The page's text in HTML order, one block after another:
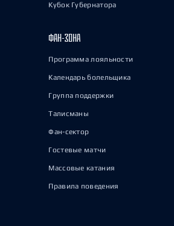
Кубок Губернатора
ФАН-ЗОНА
Программа лояльности
Календарь болельщика
Группа поддержки
Талисманы
Фан-сектор
Гостевые матчи
Массовые катания
Правила поведения